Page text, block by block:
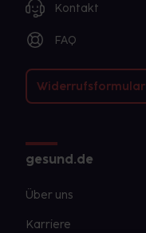
Kontakt
FAQ
Widerrufsformular
gesund.de
Über uns
Karriere